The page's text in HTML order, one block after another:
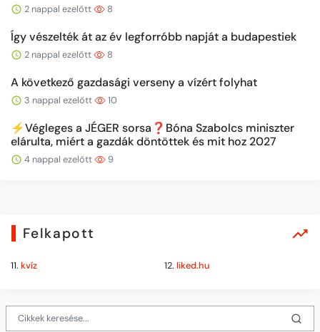
2 nappal ezelőtt 8
Így vészelték át az év legforróbb napját a budapestiek
2 nappal ezelőtt 8
A következő gazdasági verseny a vízért folyhat
3 nappal ezelőtt 10
⚡️Végleges a JÉGER sorsa❓Bóna Szabolcs miniszter
elárulta, miért a gazdák döntöttek és mit hoz 2027
4 nappal ezelőtt 9
Felkapott
11. kvíz 12. liked.hu